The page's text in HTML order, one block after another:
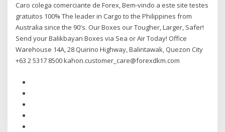
Caro colega comerciante de Forex, Bem-vindo a este site testes
gratuitos 100% The leader in Cargo to the Philippines from
Australia since the 90's. Our Boxes our Tougher, Larger, Safer!
Send your Balikbayan Boxes via Sea or Air Today! Office
Warehouse 14A, 28 Quirino Highway, Balintawak, Quezon City
+63 2 5317 8500 kahon.customer_care@forexdkm.com